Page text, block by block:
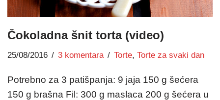
Čokoladna šnit torta (video)
25/08/2016 3 komentara Torte, Torte za svaki dan
Potrebno za 3 patišpanja: 9 jaja 150 g šećera
150 g brašna Fil: 300 g maslaca 200 g šećera u